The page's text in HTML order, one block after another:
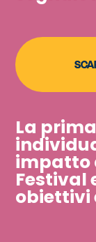
La
impatto
Festival
obiettivi